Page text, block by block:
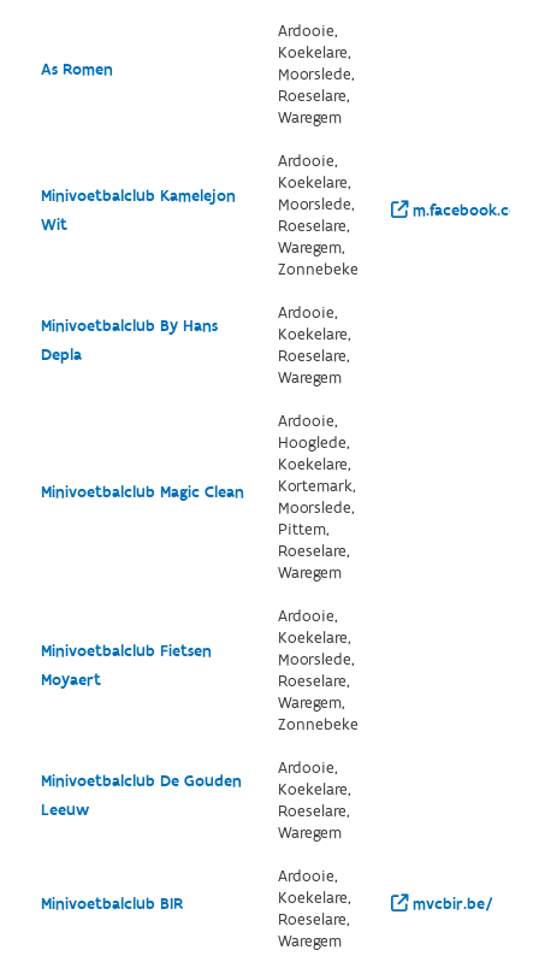
As Romen
Ardooie,
Koekelare,
Moorslede,
Roeselare,
Waregem
Minivoetbalclub Kamelejon
Wit
Ardooie,
Koekelare,
Moorslede,
Roeselare,
Waregem,
Zonnebeke
Minivoetbalclub By Hans
Depla
Ardooie,
Koekelare,
Roeselare,
Waregem
Minivoetbalclub Magic Clean
Ardooie,
Hooglede,
Koekelare,
Kortemark,
Moorslede,
Pittem,
Roeselare,
Waregem
Minivoetbalclub Fietsen
Moyaert
Ardooie,
Koekelare,
Moorslede,
Roeselare,
Waregem,
Zonnebeke
Minivoetbalclub De Gouden
Leeuw
Ardooie,
Koekelare,
Roeselare,
Waregem
Minivoetbalclub BIR
Ardooie,
Koekelare,
Roeselare,
Waregem
mvcbir.be/